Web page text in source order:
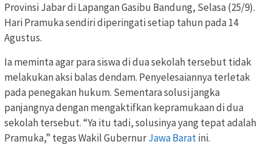
Provinsi Jabar di Lapangan Gasibu Bandung, Selasa (25/9).
Hari Pramuka sendiri diperingati setiap tahun pada 14
Agustus.
Ia meminta agar para siswa di dua sekolah tersebut tidak
melakukan aksi balas dendam. Penyelesaiannya terletak
pada penegakan hukum. Sementara solusi jangka
panjangnya dengan mengaktifkan kepramukaan di dua
sekolah tersebut. “Ya itu tadi, solusinya yang tepat adalah
Pramuka,” tegas Wakil GubernurJawa Baratini.